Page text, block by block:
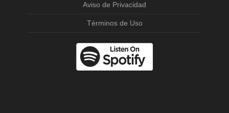
Aviso de Privacidad
Términos de Uso